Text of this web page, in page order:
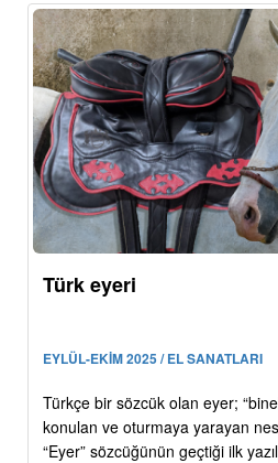
Türk eyeri
EYLÜL-EKİM 2025 / EL SANATLARI
Türkçe bir sözcük olan eyer;
konulan ve oturmaya yarayan
“Eyer” sözcüğünün geçtiği ilk